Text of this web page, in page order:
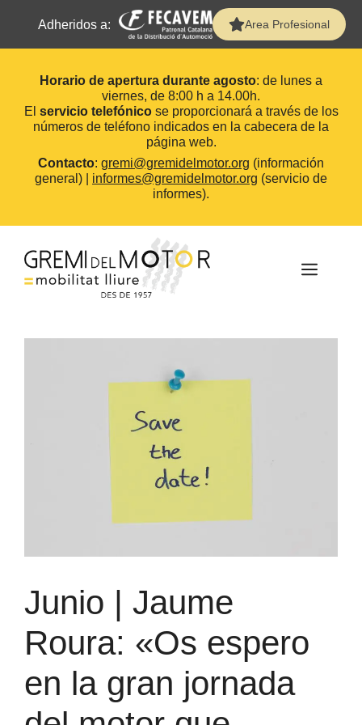
Adheridos a: Area Profesional
Horario de apertura durante agosto: de lunes a
viernes, de 8:00 h a 14.00h.
El servicio telefónicose proporcionará a través de los
números de teléfono indicados en la cabecera de la
página web.
Contacto: gremi@gremidelmotor.org (información
general) | informes@gremidelmotor.org (servicio de
informes).
contenido
Junio | Jaume
Roura: «Os espero
en la gran jornada